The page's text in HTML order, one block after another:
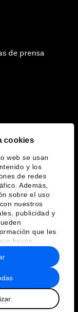
cookies
web se usan
y los
de redes
Además,
sobre el uso
nuestros
publicidad y
que les
hayan
que haya
de prensa
de uso